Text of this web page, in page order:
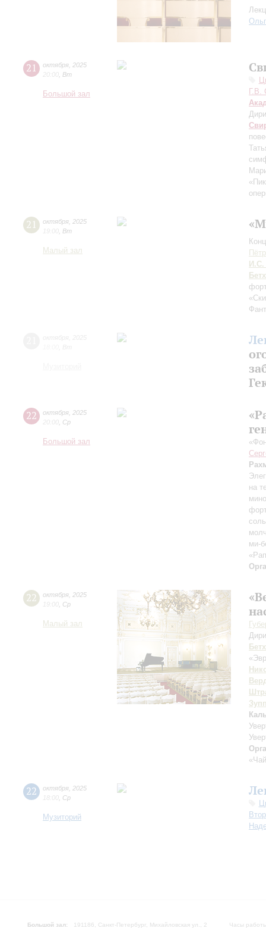
21 октября 2025
20:00 Вт
Большой зал
Г.В.
21 октября 2025
19:00 Вт
Малый зал
И.С.
22 октября 2025
20:00 Ср
Большой зал
на
ми-
22 октября 2025
19:00 Ср
Малый зал
22 октября 2025
18:00 Ср
Музиторий
Большой зал: 191186, Санкт-Петербург, Михайловская ул., 2 Часы